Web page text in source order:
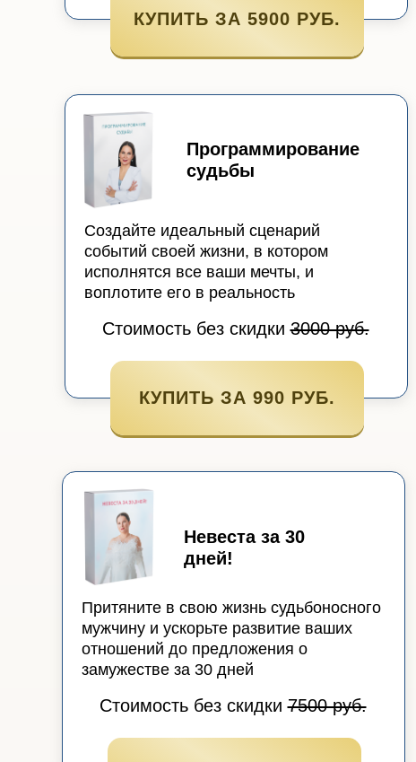
Невеста за 30
дней!
Притяните в свою жизнь судьбоносного
мужчину и ускорьте развитие ваших
отношений до предложения о
замужестве за 30 дней
Стоимость без скидки7500 руб.
Программирование
судьбы
Создайте идеальный сценарий
событий своей жизни, в котором
исполнятся все ваши мечты, и
воплотите его в реальность
Стоимость без скидки3000 руб.
КУПИТЬ ЗА 990 РУБ.
КУПИТЬ ЗА 5900 РУБ.